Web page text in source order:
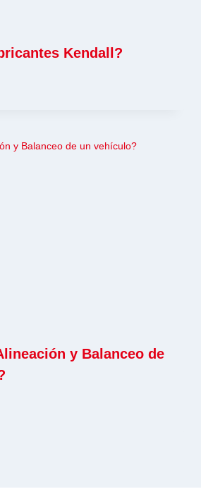
Kendall?
y Balanceo de